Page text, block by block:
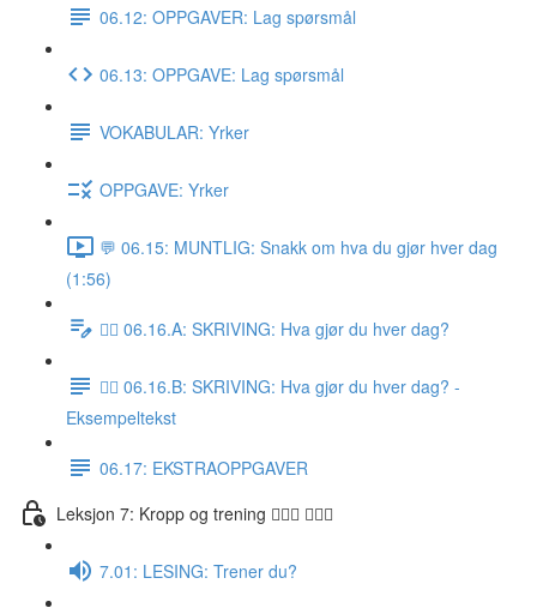
06.12: OPPGAVER: Lag spørsmål
06.13: OPPGAVE: Lag spørsmål
VOKABULAR: Yrker
OPPGAVE: Yrker
💬 06.15: MUNTLIG: Snakk om hva du gjør hver dag
(1:56)
✍🏼 06.16.A: SKRIVING: Hva gjør du hver dag?
✍🏼 06.16.B: SKRIVING: Hva gjør du hver dag? -
Eksempeltekst
06.17: EKSTRAOPPGAVER
Leksjon 7: Kropp og trening 🚶🏼‍♀️ 🏋🏽‍♀️
7.01: LESING: Trener du?